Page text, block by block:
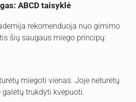
ABCD taisyklė
rekomenduoja nuo gimimo
šių saugaus miego principų:
miegoti vienas. Joje neturėtų
trukdyti kvėpuoti.